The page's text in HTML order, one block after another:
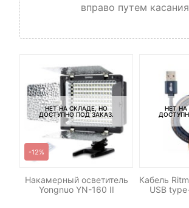
вправо путем
НЕТ НА СКЛАДЕ, НО
ДОСТУПНО ПОД ЗАКАЗ.
-12%
Накамерный осветитель
Yongnuo YN-160 II
НЕТ НА
Кабель
USB